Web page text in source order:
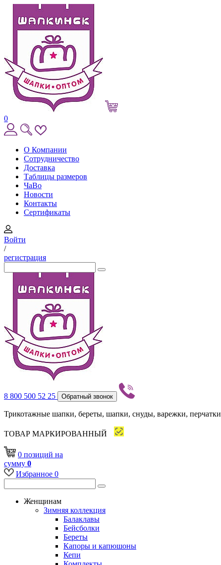
0
О Компании
Сотрудничество
Доставка
Таблицы размеров
ЧаВо
Новости
Контакты
Сертификаты
Войти
/
регистрация
8 800 500 52 25 Обратный звонок
Трикотажные шапки, береты, шапки, снуды, варежки, перчатки
ТОВАР МАРКИРОВАННЫЙ
0 позиций на
сумму 0
Избранное 0
Женщинам
Зимняя коллекция
Балаклавы
Бейсболки
Береты
Капоры и капюшоны
Кепи